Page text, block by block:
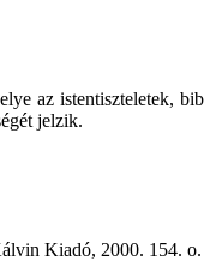
az istentiszteletek,
jelzik.
Kiadó, 2000. 154. o.